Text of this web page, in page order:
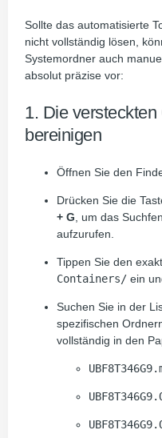
Sollte das automatisierte
nicht vollständig lösen,
Systemordner auch
absolut präzise vor:
1. Die
bereinigen
Öffnen Sie den
Drücken Sie die
+ G , um das
aufzurufen.
Tippen Sie den
Containers/ ein
Suchen Sie in der
spezifischen
vollständig in den